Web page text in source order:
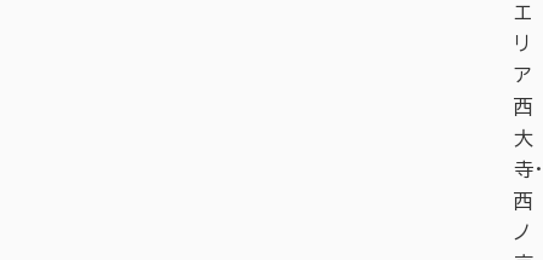
エ
リ
ア
西
大
寺・
西
ノ